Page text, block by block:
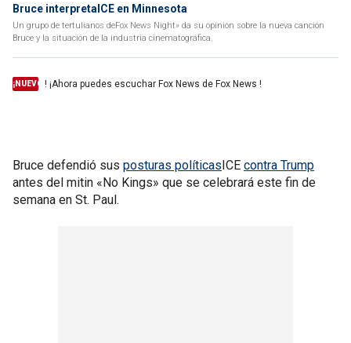
Bruce interpretaICE en Minnesota
Un grupo de tertulianos deFox News Night» da su opinión sobre la nueva canción
Bruce y la situación de la industria cinematográfica.
¡NUEVO ! ¡Ahora puedes escuchar Fox News de Fox News !
Bruce defendió sus posturas políticasICE contra Trump
antes del mitin «No Kings» que se celebrará este fin de
semana en St. Paul.